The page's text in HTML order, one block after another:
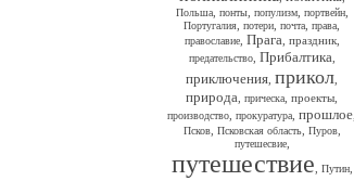
Польша, понты, популизм, портвейн,
Португалия потери почта права
православие, Прага праздник,
предательство, Прибалтика
приключения прикол
природа прическа проекты
производство прокуратура прошлое
Псков, Псковская область, Пуров,
путешесвие,
путешествие Путин,